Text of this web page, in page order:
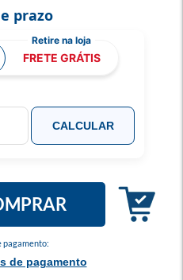
pagamento:
de pagamento
prazo
FRETE GRÁTIS
CALCULAR